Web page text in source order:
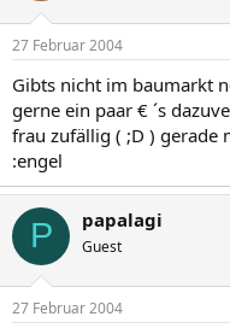
27 Februar 2004
Gibts nicht im baumarkt
gerne ein paar € ´s
frau zufällig ( ;D ) gerade
:engel
P papalagi
Guest
27 Februar 2004